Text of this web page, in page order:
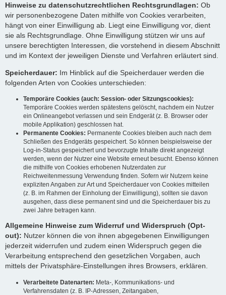
Hinweise zu datenschutzrechtlichen Rechtsgrundlagen: Ob
wir personenbezogene Daten mithilfe von Cookies verarbeiten,
hängt von einer Einwilligung ab. Liegt eine Einwilligung vor, dient
sie als Rechtsgrundlage. Ohne Einwilligung stützen wir uns auf
unsere berechtigten Interessen, die vorstehend in diesem Abschnitt
und im Kontext der jeweiligen Dienste und Verfahren erläutert sind.
Speicherdauer: Im Hinblick auf die Speicherdauer werden die
folgenden Arten von Cookies unterschieden:
Temporäre Cookies (auch: Session- oder Sitzungscookies):
Temporäre Cookies werden spätestens gelöscht, nachdem ein Nutzer
ein Onlineangebot verlassen und sein Endgerät (z. B. Browser oder
mobile Applikation) geschlossen hat.
Permanente Cookies: Permanente Cookies bleiben auch nach dem
Schließen des Endgeräts gespeichert. So können beispielsweise der
Log-in-Status gespeichert und bevorzugte Inhalte direkt angezeigt
werden, wenn der Nutzer eine Website erneut besucht. Ebenso können
die mithilfe von Cookies erhobenen Nutzerdaten zur
Reichweitenmessung Verwendung finden. Sofern wir Nutzern keine
expliziten Angaben zur Art und Speicherdauer von Cookies mitteilen
(z. B. im Rahmen der Einholung der Einwilligung), sollten sie davon
ausgehen, dass diese permanent sind und die Speicherdauer bis zu
zwei Jahre betragen kann.
Allgemeine Hinweise zum Widerruf und Widerspruch (Opt-
out): Nutzer können die von ihnen abgegebenen Einwilligungen
jederzeit widerrufen und zudem einen Widerspruch gegen die
Verarbeitung entsprechend den gesetzlichen Vorgaben, auch
mittels der Privatsphäre-Einstellungen ihres Browsers, erklären.
Verarbeitete Datenarten: Meta-, Kommunikations- und
Verfahrensdaten (z. B. IP-Adressen, Zeitangaben,